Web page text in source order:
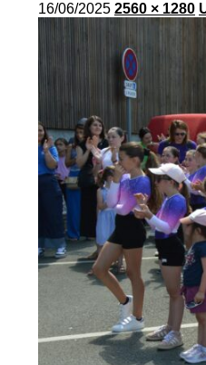
16/06/2025 2560 × 1280